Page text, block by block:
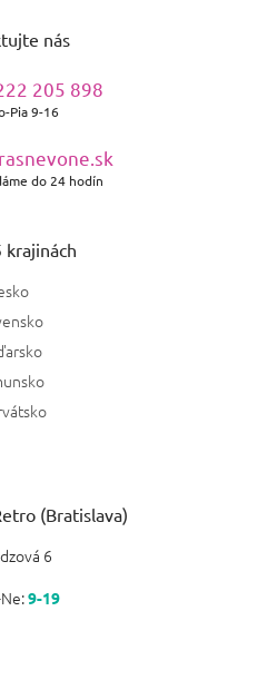
nás
205 898
Pia 9-16
do 24 hodín
krajinách
(Bratislava)
6
9-19